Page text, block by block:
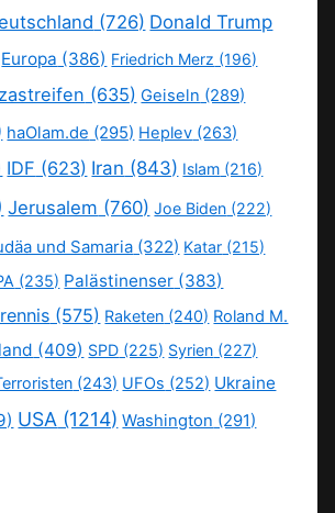
(726) Donald Trump
Europa (386) Friedrich Merz (196)
(635) Geiseln (289)
haOlam.de (295) Heplev (263)
IDF (623) Iran (843) Islam (216)
Jerusalem (760) Joe Biden (222)
und Samaria (322) Katar (215)
(235) Palästinenser (383)
(575) Raketen (240) Roland M.
(409) SPD (225) Syrien (227)
(243) UFOs (252) Ukraine
USA (1214) Washington (291)